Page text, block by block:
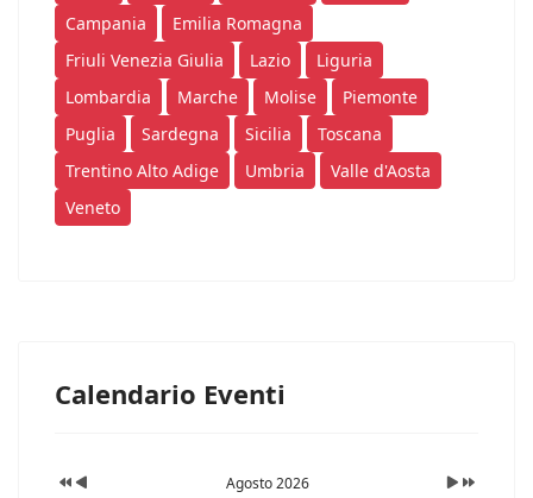
Campania
Emilia Romagna
Friuli Venezia Giulia
Lazio
Liguria
Lombardia
Marche Molise
Piemonte
Puglia
Sardegna Sicilia
Toscana
Trentino Alto Adige
Umbria
Valle d'Aosta
Veneto
Calendario Eventi
Agosto 2026